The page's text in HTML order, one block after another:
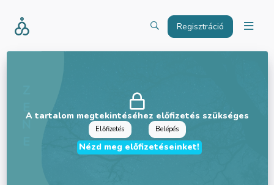
Regisztráció
A tartalom megtekintéséhez előfizetés szükséges
Előfizetés Belépés
Nézd meg előfizetéseinket!